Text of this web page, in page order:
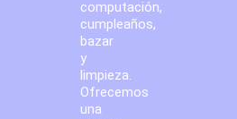
computación,
cumpleaños,
bazar
y
limpieza.
Ofrecemos
una